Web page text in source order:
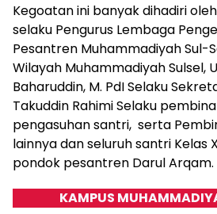
Kegoatan ini banyak dihadiri
selaku Pengurus Lembaga
Pesantren Muhammadiyah Sul-
Wilayah Muhammadiyah Sulsel,
Baharuddin, M. PdI Selaku
Takuddin Rahimi Selaku
pengasuhan santri, serta
lainnya dan seluruh santri Kelas
pondok pesantren Darul Arqam.
KAMPUS